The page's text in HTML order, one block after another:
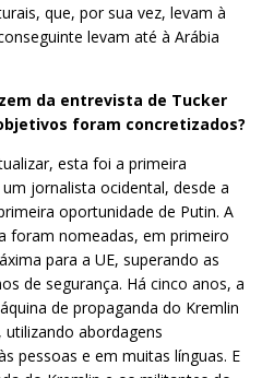
que, por sua vez, levam à
levam até à Arábia
da entrevista de Tucker
foram concretizados?
esta foi a primeira
jornalista ocidental, desde a
oportunidade de Putin. A
foram nomeadas, em primeiro
para a UE, superando as
de segurança. Há cinco anos, a
de propaganda do Kremlin
abordagens
pessoas e em muitas línguas. E